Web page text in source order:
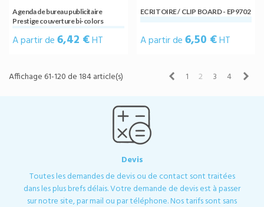
Agenda de bureau publicitaire
Prestige couverture bi-colors
A partir de6,42 €HT
ECRITOIRE / CLIP BOARD - EP9702
A partir de6,50 €HT
Affichage 61-120 de 184 article(s) Précédent
1 2 3 4
Devis
Toutes les demandes de devis ou de contact sont traitées
dans les plus brefs délais. Votre demande de devis est à passer
sur notre site, par mail ou par téléphone. Nos tarifs sont sans